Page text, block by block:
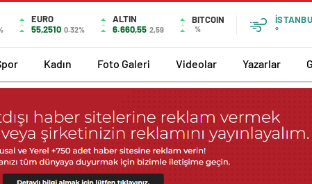
EURO
55,2510 0.32%
ALTIN
6.660,55 2,59
BITCOIN
%
°
Kadın Foto Galeri Videolar Yazarlar